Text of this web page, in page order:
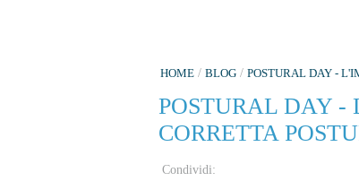
HOME / BLOG / POSTURAL DAY -
POSTURAL DAY -
CORRETTA
Condividi: